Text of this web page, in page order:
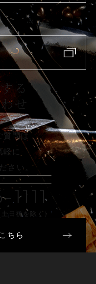
る
せ
質問は
に
さい。
日祝を除く）
ちら